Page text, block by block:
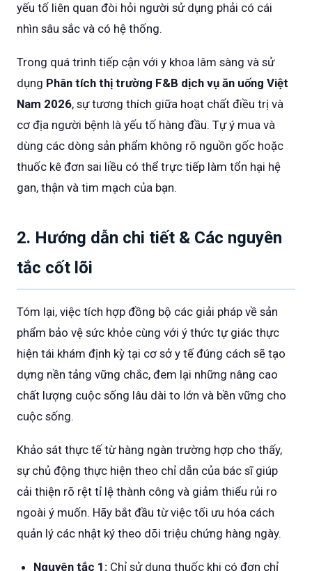
yếu tố liên quan đòi hỏi người sử dụng phải có cái
nhìn sâu sắc và có hệ thống.
Trong quá trình tiếp cận với y khoa lâm sàng và sử
dụng Phân tích thị trường F&B dịch vụ ăn uống Việt
Nam 2026, sự tương thích giữa hoạt chất điều trị và
cơ địa người bệnh là yếu tố hàng đầu. Tự ý mua và
dùng các dòng sản phẩm không rõ nguồn gốc hoặc
thuốc kê đơn sai liều có thể trực tiếp làm tổn hại hệ
gan, thận và tim mạch của bạn.
2. Hướng dẫn chi tiết & Các nguyên
tắc cốt lõi
Tóm lại, việc tích hợp đồng bộ các giải pháp về sản
phẩm bảo vệ sức khỏe cùng với ý thức tự giác thực
hiện tái khám định kỳ tại cơ sở y tế đúng cách sẽ tạo
dựng nền tảng vững chắc, đem lại những nâng cao
chất lượng cuộc sống lâu dài to lớn và bền vững cho
cuộc sống.
Khảo sát thực tế từ hàng ngàn trường hợp cho thấy,
sự chủ động thực hiện theo chỉ dẫn của bác sĩ giúp
cải thiện rõ rệt tỉ lệ thành công và giảm thiểu rủi ro
ngoài ý muốn. Hãy bắt đầu từ việc tối ưu hóa cách
quản lý các nhật ký theo dõi triệu chứng hàng ngày.
Nguyên tắc 1: Chỉ sử dụng thuốc khi có đơn chỉ